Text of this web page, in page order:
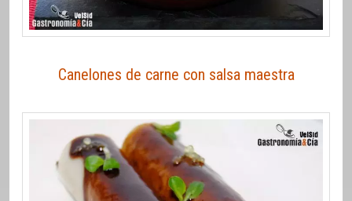
Canelones de carne con salsa maestra